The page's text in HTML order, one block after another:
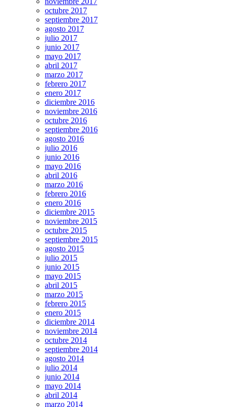
octubre 2017
septiembre 2017
agosto 2017
julio 2017
junio 2017
mayo 2017
abril 2017
marzo 2017
febrero 2017
enero 2017
diciembre 2016
noviembre 2016
octubre 2016
septiembre 2016
agosto 2016
julio 2016
junio 2016
mayo 2016
abril 2016
marzo 2016
febrero 2016
enero 2016
diciembre 2015
noviembre 2015
octubre 2015
septiembre 2015
agosto 2015
julio 2015
junio 2015
mayo 2015
abril 2015
marzo 2015
febrero 2015
enero 2015
diciembre 2014
noviembre 2014
octubre 2014
septiembre 2014
agosto 2014
julio 2014
junio 2014
mayo 2014
abril 2014
marzo 2014